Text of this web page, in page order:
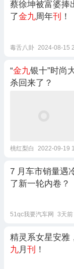
蔡徐坤被富婆捧
了金九周年刊 ！
毒舌八卦 2024-08-15
“金九银十”时尚
杀回来了？
桃红梨白 2022-09-19
7 月车市销量遇
了新一轮内卷？
51qc我要汽车网 3天
精灵系女星安雅
九月 刊 ！